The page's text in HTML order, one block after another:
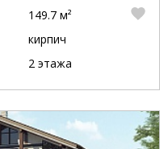
149.7 м²
кирпич
2 этажа